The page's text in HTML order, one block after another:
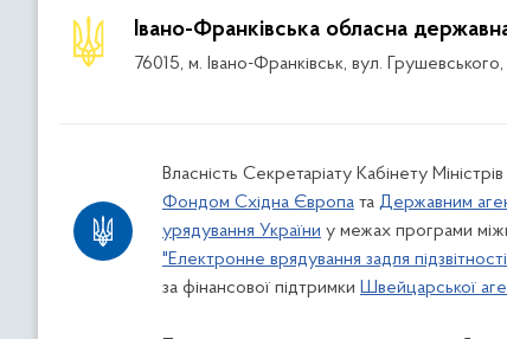
Івано-Франківська обласна
76015, м. Івано-Франківськ, вул. Грушевського,
Власність Секретаріату Кабінету
Фондом Східна Європа та Державним
урядування України у межах програми
"Електронне врядування задля
за фінансової підтримки Швейцарської